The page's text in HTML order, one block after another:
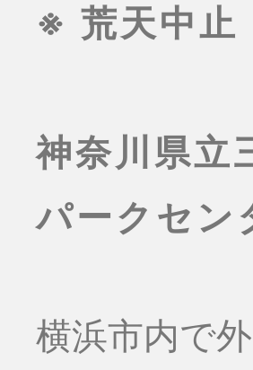
※ 荒天中止
神奈川県立
パークセン
横浜市内で